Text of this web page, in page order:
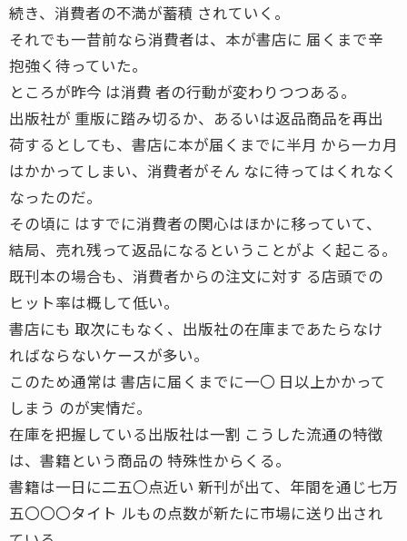
続き、消費者の不満が蓄積 されていく。
それでも一昔前なら消費者は、本が書店に 届くまで辛
抱強く待っていた。
ところが昨今 は消費 者の行動が変わりつつある。
出版社が 重版に踏み切るか、あるいは返品商品を再出
荷するとしても、書店に本が届くまでに半月 から一カ月
はかかってしまい、消費者がそん なに待ってはくれなく
なったのだ。
その頃に はすでに消費者の関心はほかに移っていて、
結局、売れ残って返品になるということがよ く起こる。
既刊本の場合も、消費者からの注文に対す る店頭での
ヒット率は概して低い。
書店にも 取次にもなく、出版社の在庫まであたらなけ
ればならないケースが多い。
このため通常は 書店に届くまでに一〇 日以上かかって
しまう のが実情だ。
在庫を把握している出版社は一割 こうした流通の特徴
は、書籍という商品の 特殊性からくる。
書籍は一日に二五〇点近い 新刊が出て、年間を通じ七万
五〇〇〇タイト ルもの点数が新たに市場に送り出され